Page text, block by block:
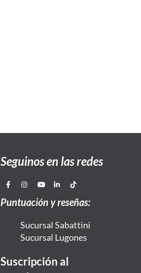
Seguinos en las redes
Puntuación y reseñas:
Sucursal Sabattini
Sucursal Lugones
Suscripción al